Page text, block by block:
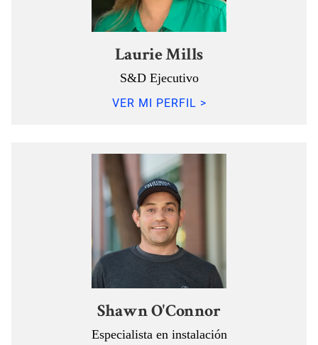
Laurie Mills
S&D Ejecutivo
VER MI PERFIL >
Shawn O'Connor
Especialista en instalación